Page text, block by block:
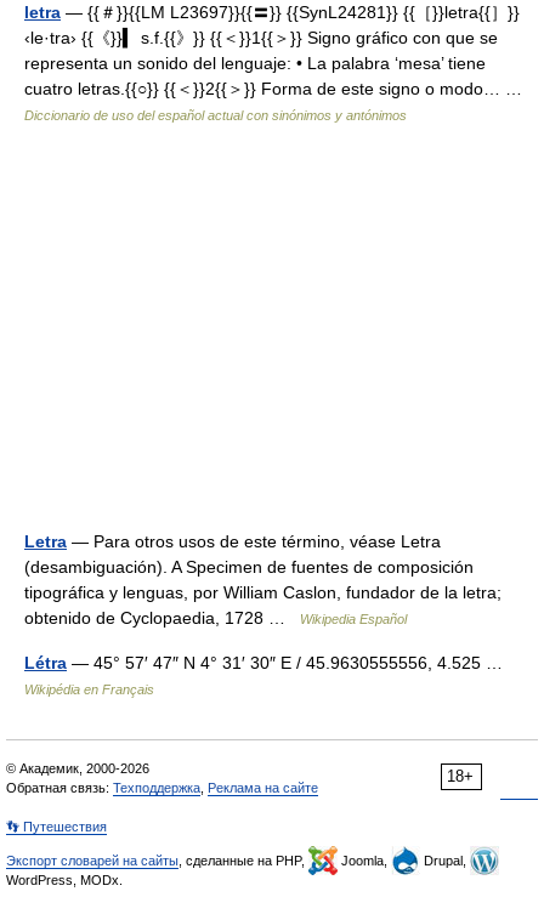
letra — {{＃}}{{LM L23697}}{{〓}} {{SynL24281}} {{［}}letra{{］}}
‹le·tra› {{《}}▍ s.f.{{》}} {{＜}}1{{＞}} Signo gráfico con que se
representa un sonido del lenguaje: • La palabra ‘mesa’ tiene
cuatro letras.{{○}} {{＜}}2{{＞}} Forma de este signo o modo… …
Diccionario de uso del español actual con sinónimos y antónimos
Letra — Para otros usos de este término, véase Letra
(desambiguación). A Specimen de fuentes de composición
tipográfica y lenguas, por William Caslon, fundador de la letra;
obtenido de Cyclopaedia, 1728 …
Wikipedia Español
Létra — 45° 57′ 47″ N 4° 31′ 30″ E / 45.9630555556, 4.525 …
Wikipédia en Français
18+
© Академик, 2000-2026
Обратная связь: Техподдержка Реклама на сайте
👣 Путешествия
Экспорт словарей на сайты , сделанные на PHP, Joomla,
Drupal,
WordPress, MODx.